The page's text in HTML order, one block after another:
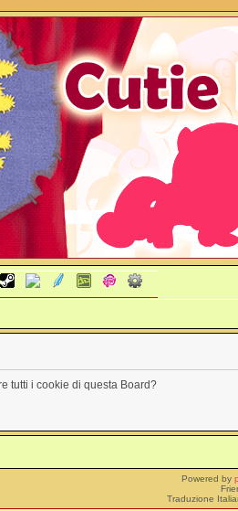
tutti i cookie di questa Board?
Powered by
Traduzione